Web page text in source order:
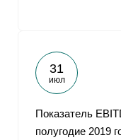
31
июл
Показатель
полугодие 2019